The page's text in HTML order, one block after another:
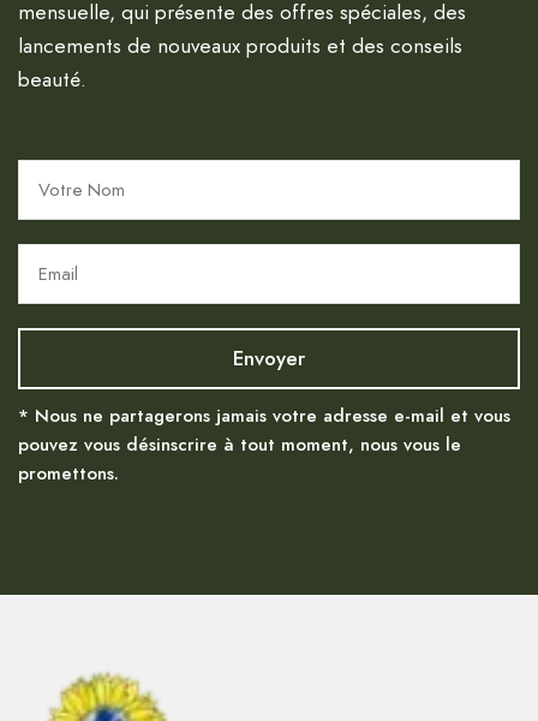
mensuelle, qui présente des offres spéciales, des
lancements de nouveaux produits et des conseils
beauté.
* Nous ne partagerons jamais votre adresse e-mail et vous
pouvez vous désinscrire à tout moment, nous vous le
promettons.